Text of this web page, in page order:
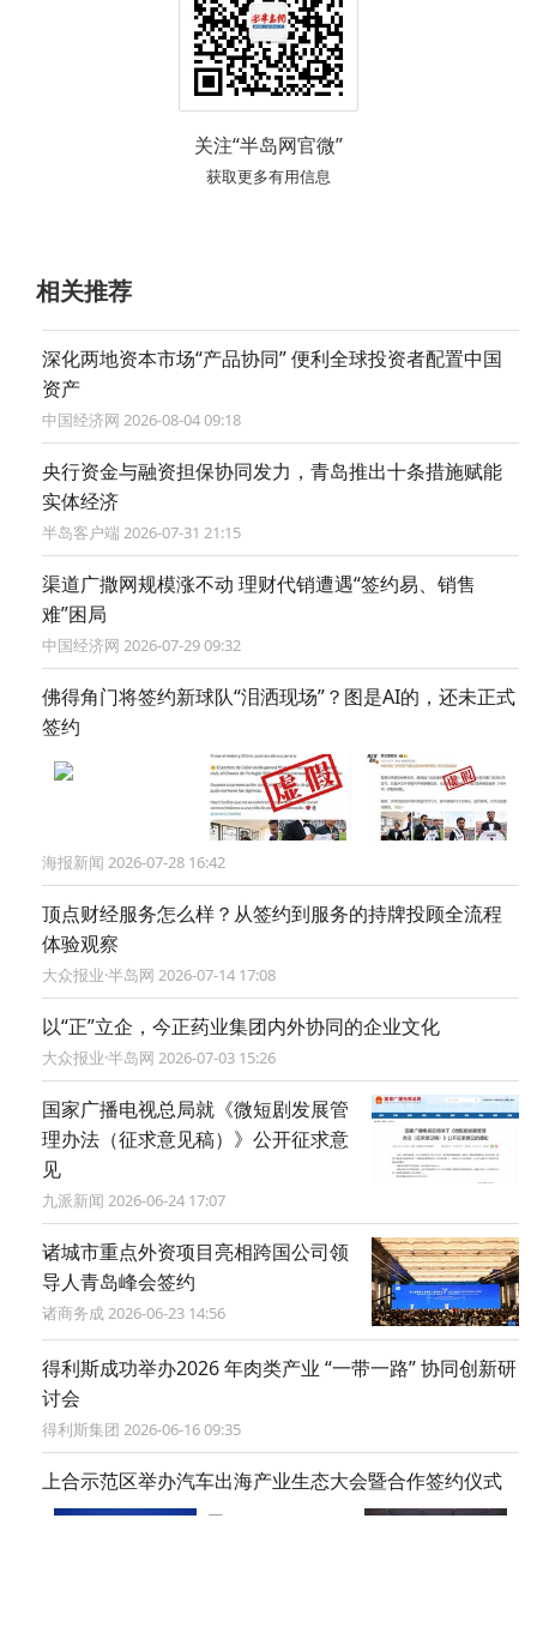
关注“半岛网官微”
获取更多有用信息
相关推荐
深化两地资本市场“产品协同” 便利全球投资者配置中国
资产
中国经济网 2026-08-04 09:18
央行资金与融资担保协同发力，青岛推出十条措施赋能
实体经济
半岛客户端 2026-07-31 21:15
渠道广撒网规模涨不动 理财代销遭遇“签约易、销售
难”困局
中国经济网 2026-07-29 09:32
佛得角门将签约新球队“泪洒现场”？图是AI的，还未正式
签约
海报新闻 2026-07-28 16:42
顶点财经服务怎么样？从签约到服务的持牌投顾全流程
体验观察
大众报业·半岛网 2026-07-14 17:08
以“正”立企，今正药业集团内外协同的企业文化
大众报业·半岛网 2026-07-03 15:26
国家广播电视总局就《微短剧发展管
理办法（征求意见稿）》公开征求意
见
九派新闻 2026-06-24 17:07
诸城市重点外资项目亮相跨国公司领
导人青岛峰会签约
诸商务成 2026-06-23 14:56
得利斯成功举办2026 年肉类产业 “一带一路” 协同创新研
讨会
得利斯集团 2026-06-16 09:35
上合示范区举办汽车出海产业生态大会暨合作签约仪式